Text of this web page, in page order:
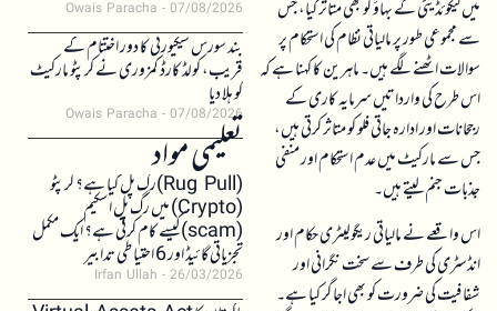
میں لیکوئڈیٹی کے بہاؤ کو بھی متاثر کیا، جس
سے مجموعی طور پر مالیاتی نظام کی استحکام پر
سوالات اٹھنے لگے ہیں۔ ماہرین کا کہنا ہے کہ
اس طرح کی وارداتیں سرمایہ کاری کے
رجحانات اور ادارہ جاتی فلو کو متاثر کرتی ہیں،
جس سے مارکیٹ میں عدم استحکام اور منفی
جذبات جنم لیتے ہیں۔
اس واقعے نے مالیاتی ریگولیٹری حکام اور
انڈسٹری کی طرف سے سخت نگرانی اور
شفافیت کی ضرورت کو بھی اجاگر کیا ہے۔
Owais Paracha 07/08/2026
بند سورس سیکیورٹی کا دور اختتام کے
قریب، کولڈ کارڈ کمزوری نے کرپٹو مارکیٹ
کو ہلا دیا
Owais Paracha 07/08/2026
تعلیمی مواد(Rug Pull)رگ پل کیا ہے؟ کرپٹو
(Crypto) میں رگ پل اسکیم
(scam)کیسے کام کرتی ہے؟ ایک مکمل
تجزیاتی گائیڈ اور 6 احتیاطی تدابیر
Irfan Ullah 26/03/2026